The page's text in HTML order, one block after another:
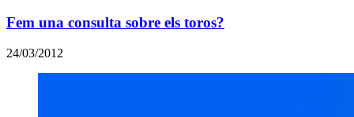
Fem una consulta sobre els toros?
24/03/2012